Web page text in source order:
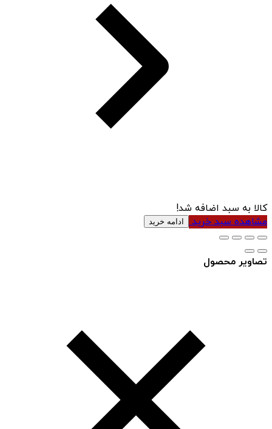
کالا به سبد اضافه شد!
مشاهده سبد خرید ادامه خرید
تصاویر محصول